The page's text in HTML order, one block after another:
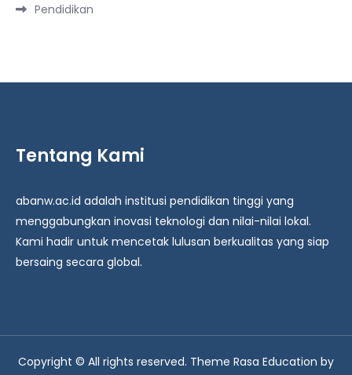
Pendidikan
Tentang Kami
abanw.ac.id adalah institusi pendidikan tinggi yang
menggabungkan inovasi teknologi dan nilai-nilai lokal.
Kami hadir untuk mencetak lulusan berkualitas yang siap
bersaing secara global.
Copyright © All rights reserved. Theme Rasa Education by